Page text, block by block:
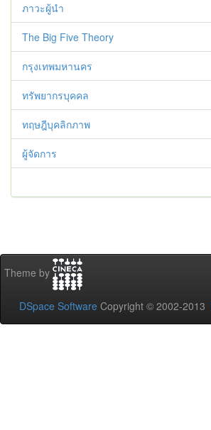
ภาวะผู้นำ
The Big Five Theory
กรุงเทพมหานคร
ทรัพยากรบุคคล
ทฤษฎีบุคลิกภาพ
ผู้จัดการ
Theme by
DSpace Software Copyright © 2002-2013